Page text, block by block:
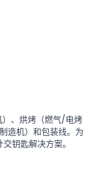
）、烘烤（燃气/电烤
造机）和包装线。为
钥匙解决方案。